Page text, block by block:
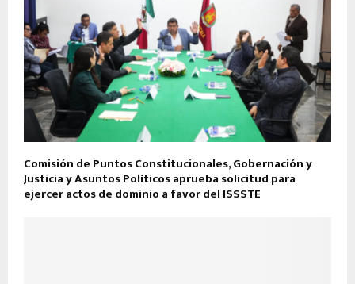
Comisión de Puntos Constitucionales, Gobernación y
Justicia y Asuntos Políticos aprueba solicitud para
ejercer actos de dominio a favor del ISSSTE